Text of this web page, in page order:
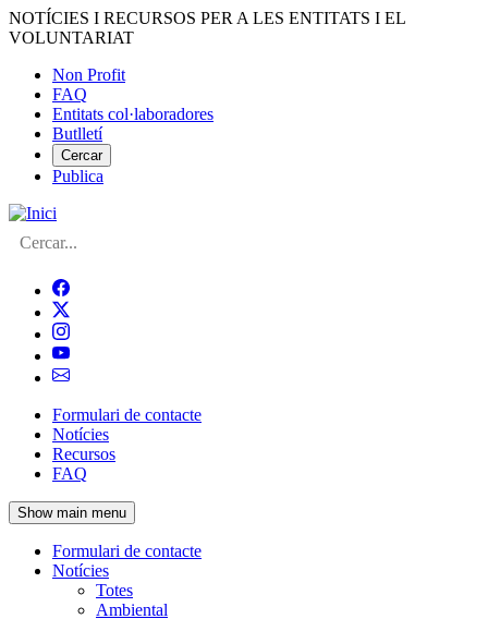
Vés
al
NOTÍCIES I RECURSOS PER A LES ENTITATS I EL
VOLUNTARIAT
Menú
del
compte
d'usuari
Non Profit
FAQ
Entitats col·laboradores
Butlletí
Cercar
Publica
Cerca
Navegació
principal
de
l'encapçalament
Formulari de contacte
Notícies
Recursos
FAQ
Show main menu
Navegació
principal
Formulari de contacte
Notícies
Totes
Ambiental